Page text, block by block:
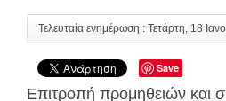
Τελευταία ενημέρωση : Τετάρτη, 18
Save
Επιτροπή προμηθειών και